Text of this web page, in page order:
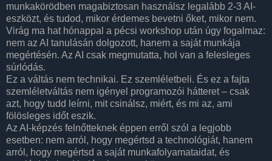
munkakörödben magabiztosan használsz legalább 2-3 AI-
eszközt, és tudod, mikor érdemes bevetni őket, mikor nem.
Virág ma hat hónappal a pécsi workshop után úgy fogalmaz:
nem az AI tanulásán dolgozott, hanem a saját munkája
megértésén. Az AI csak megmutatta, hol van a felesleges
súrlódás.
Ez a váltás nem technikai. Ez szemléletbeli. És ez a fajta
szemléletváltás nem igényel programozói hátteret – csak
azt, hogy tudd leírni, mit csinálsz, miért, és mi az, ami
fölösleges időt eszik.
Az AI-képzés felnőtteknek éppen erről szól a legjobb
esetben: nem arról, hogy megértsd a technológiát, hanem
arról, hogy megértsd a saját munkafolyamataidat, és